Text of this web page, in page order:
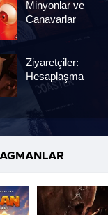
Minyonlar ve
Canavarlar
Ziyaretçiler:
Hesaplaşma
Nasreddin Hoca:
Zaman Yolcusu 4